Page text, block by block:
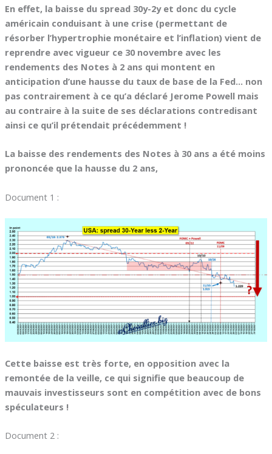
En effet, la baisse du spread 30y-2y et donc du cycle
américain conduisant à une crise (permettant de
résorber l’hypertrophie monétaire et l’inflation) vient de
reprendre avec vigueur ce 30 novembre avec les
rendements des Notes à 2 ans qui montent en
anticipation d’une hausse du taux de base de la Fed… non
pas contrairement à ce qu’a déclaré Jerome Powell mais
au contraire à la suite de ses déclarations contredisant
ainsi ce qu’il prétendait précédemment !
La baisse des rendements des Notes à 30 ans a été moins
prononcée que la hausse du 2 ans,
Document 1 :
Cette baisse est très forte, en opposition avec la
remontée de la veille, ce qui signifie que beaucoup de
mauvais investisseurs sont en compétition avec de bons
spéculateurs !
Document 2 :